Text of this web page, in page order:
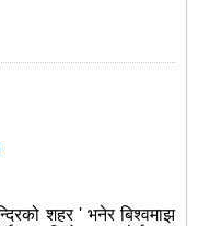
शहर ' भनेर बिश्वमाझ